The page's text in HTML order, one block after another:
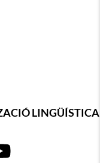
LINGÜÍSTICA